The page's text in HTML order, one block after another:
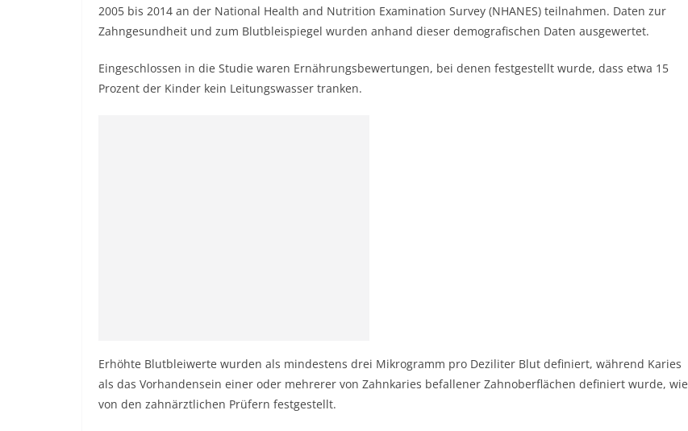
2005 bis 2014 an der National Health and Nutrition Examination Survey (NHANES) teilnahmen. Daten zur
Zahngesundheit und zum Blutbleispiegel wurden anhand dieser demografischen Daten ausgewertet.
Eingeschlossen in die Studie waren Ernährungsbewertungen, bei denen festgestellt wurde, dass etwa 15
Prozent der Kinder kein Leitungswasser tranken.
Erhöhte Blutbleiwerte wurden als mindestens drei Mikrogramm pro Deziliter Blut definiert, während Karies
als das Vorhandensein einer oder mehrerer von Zahnkaries befallener Zahnoberflächen definiert wurde, wie
von den zahnärztlichen Prüfern festgestellt.